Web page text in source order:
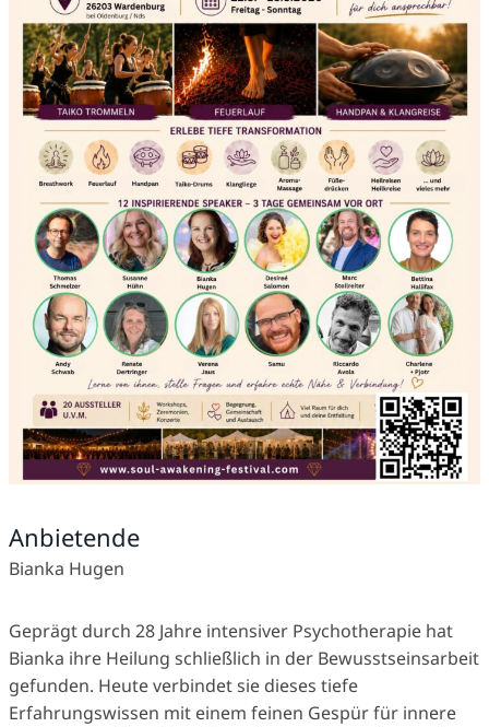
Anbietende
Bianka Hugen
Geprägt durch 28 Jahre intensiver Psychotherapie hat
Bianka ihre Heilung schließlich in der Bewusstseinsarbeit
gefunden. Heute verbindet sie dieses tiefe
Erfahrungswissen mit einem feinen Gespür für innere